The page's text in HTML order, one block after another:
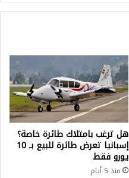
هل ترغب بامتلاك طائرة خاصة؟
إسبانيا تعرض طائرة للبيع بـ 10
يورو فقط
منذ 5 أيام